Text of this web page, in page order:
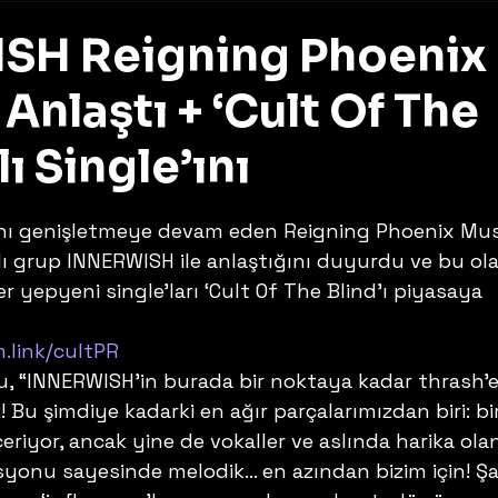
Reigning Phoenix
+ ‘Cult Of The
Single’ını
genişletmeye devam eden Reigning Phoenix
grup INNERWISH ile anlaştığını duyurdu ve bu
yepyeni single’ları ‘Cult Of The Blind’ı piyasaya
cultPR
“INNERWISH’in burada bir noktaya kadar
şimdiye kadarki en ağır parçalarımızdan biri:
ancak yine de vokaller ve aslında harika
sayesinde melodik… en azından bizim için!